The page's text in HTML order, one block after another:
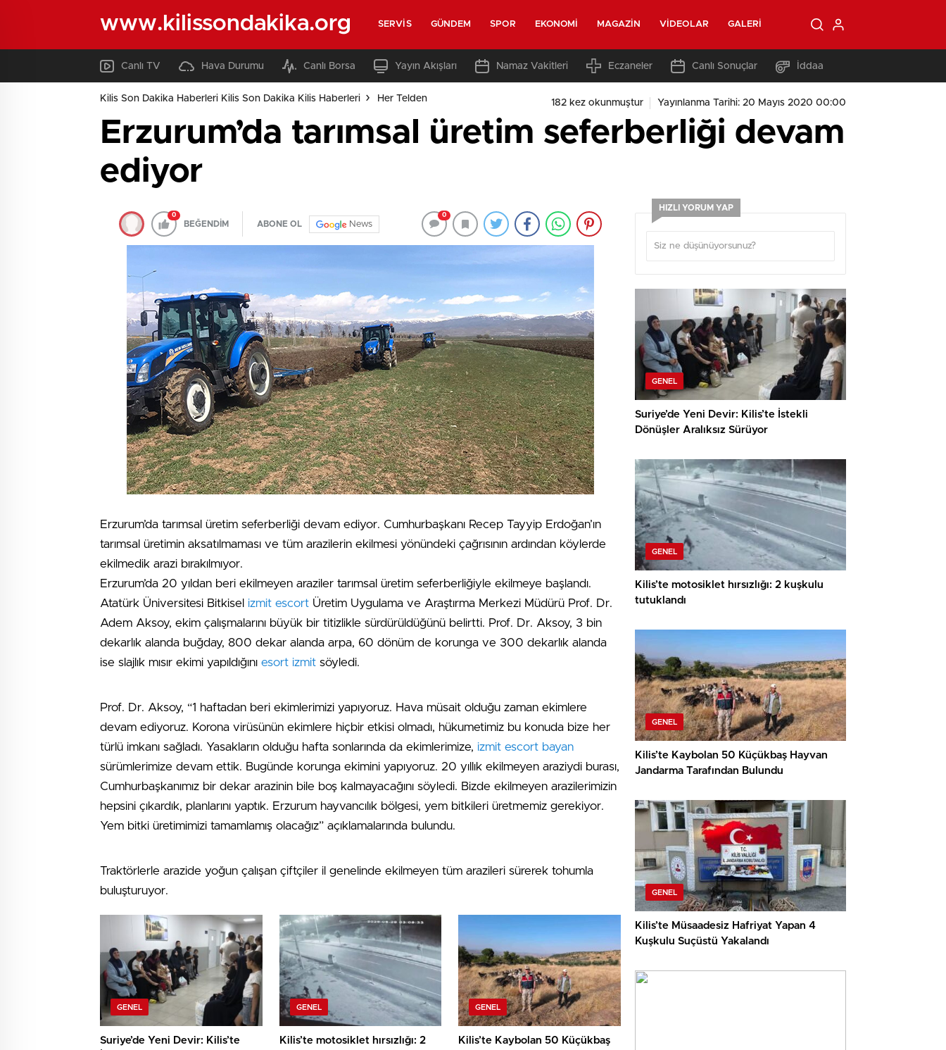
www.kilissondakika.org SERVIS GÜNDEM SPOR EKONOMI MAGAZIN VIDEOLAR GALERI
Canlı TV Hava Durumu Canlı Borsa Yayın Akışları Namaz Vakitleri Eczaneler Canlı Sonuçlar İddaa
Kilis Son Dakika Haberleri Kilis Son Dakika Kilis Haberleri Her Telden 182 kez okunmuştur Yayınlanma Tarihi: 20 Mayıs 2020 00:00
Erzurum’da tarımsal üretim seferberliği devam
ediyor
0
BEĞENDİM ABONE OL News
0
Erzurum’da tarımsal üretim seferberliği devam ediyor. Cumhurbaşkanı Recep Tayyip Erdoğan’ın
tarımsal üretimin aksatılmaması ve tüm arazilerin ekilmesi yönündeki çağrısının ardından köylerde
ekilmedik arazi bırakılmıyor.
Erzurum’da 20 yıldan beri ekilmeyen araziler tarımsal üretim seferberliğiyle ekilmeye başlandı.
Atatürk Üniversitesi Bitkisel izmit escort Üretim Uygulama ve Araştırma Merkezi Müdürü Prof. Dr.
Adem Aksoy, ekim çalışmalarını büyük bir titizlikle sürdürüldüğünü belirtti. Prof. Dr. Aksoy, 3 bin
dekarlık alanda buğday, 800 dekar alanda arpa, 60 dönüm de korunga ve 300 dekarlık alanda
ise slajlık mısır ekimi yapıldığını esort izmit söyledi.
Prof. Dr. Aksoy, “1 haftadan beri ekimlerimizi yapıyoruz. Hava müsait olduğu zaman ekimlere
devam ediyoruz. Korona virüsünün ekimlere hiçbir etkisi olmadı, hükumetimiz bu konuda bize her
türlü imkanı sağladı. Yasakların olduğu hafta sonlarında da ekimlerimize, izmit escort bayan
sürümlerimize devam ettik. Bugünde korunga ekimini yapıyoruz. 20 yıllık ekilmeyen araziydi burası,
Cumhurbaşkanımız bir dekar arazinin bile boş kalmayacağını söyledi. Bizde ekilmeyen arazilerimizin
hepsini çıkardık, planlarını yaptık. Erzurum hayvancılık bölgesi, yem bitkileri üretmemiz gerekiyor.
Yem bitki üretimimizi tamamlamış olacağız” açıklamalarında bulundu.
Traktörlerle arazide yoğun çalışan çiftçiler il genelinde ekilmeyen tüm arazileri sürerek tohumla
buluşturuyor.
GENEL
Suriye’de Yeni Devir: Kilis’te
GENEL
Kilis’te motosiklet hırsızlığı: 2
GENEL
Kilis’te Kaybolan 50 Küçükbaş
HIZLI YORUM YAP
GENEL
Suriye’de Yeni Devir: Kilis’te İstekli
Dönüşler Aralıksız Sürüyor
GENEL
Kilis’te motosiklet hırsızlığı: 2 kuşkulu
tutuklandı
GENEL
Kilis’te Kaybolan 50 Küçükbaş Hayvan
Jandarma Tarafından Bulundu
GENEL
Kilis’te Müsaadesiz Hafriyat Yapan 4
Kuşkulu Suçüstü Yakalandı